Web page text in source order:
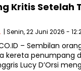
Kritis Setelah
| Senin, 22 Juni 2026 -
– Sembilan
kereta penumpang
Lucy D’Orsi